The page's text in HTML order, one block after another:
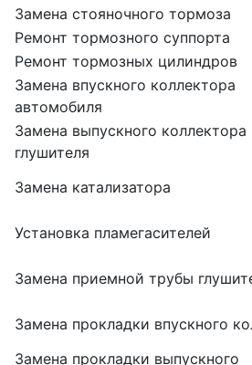
Замена стояночного тормоза
Ремонт тормозного суппорта
Ремонт тормозных цилиндров
Замена впускного коллектора
автомобиля
Замена выпускного коллектора
глушителя
Замена катализатора
Установка пламегасителей
Замена приемной трубы
Замена прокладки впускного
Замена прокладки выпускного